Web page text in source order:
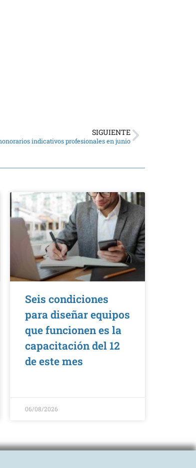
SIGUIENTE
indicativos profesionales en junio
Seis condiciones
para diseñar equipos
que funcionen es la
capacitación del 12
de este mes
06/08/2026